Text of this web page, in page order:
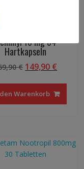
16 mg 84
Hartkapseln
€ Ursprünglicher
war:
169,90 €
149,90 €
149,90
Warenkorb